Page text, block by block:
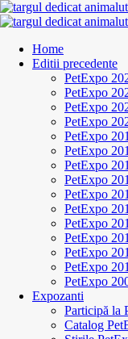
Home
Editii precedente
PetExpo
PetExpo
PetExpo
PetExpo
PetExpo
PetExpo
PetExpo
PetExpo
PetExpo
PetExpo
PetExpo
PetExpo
PetExpo
PetExpo
PetExpo
Expozanti
Participă la
Catalog